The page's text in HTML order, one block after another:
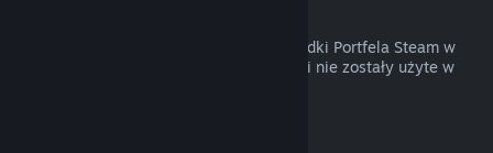
Możesz poprosić o zwrot pieniędzy za środki Portfela Steam w
ciągu 14 dni od ich zakupu na Steam, jeśli nie zostały użyte w